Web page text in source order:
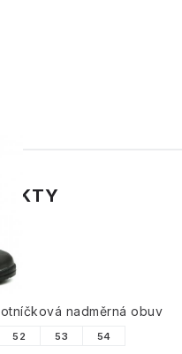
nadměrná obuv
52 53 54